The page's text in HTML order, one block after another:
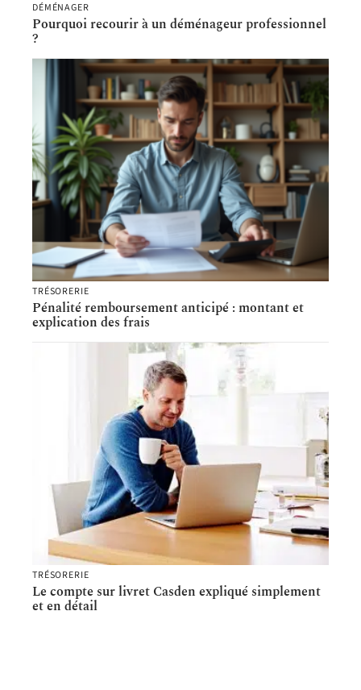
DÉMÉNAGER
Pourquoi recourir à un déménageur professionnel
?
TRÉSORERIE
Pénalité remboursement anticipé : montant et
explication des frais
TRÉSORERIE
Le compte sur livret Casden expliqué simplement
et en détail